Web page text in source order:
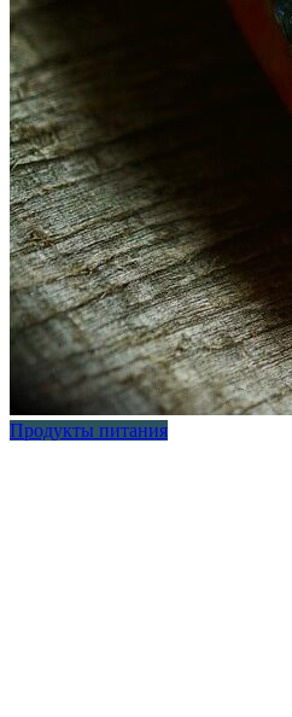
Продукты питания